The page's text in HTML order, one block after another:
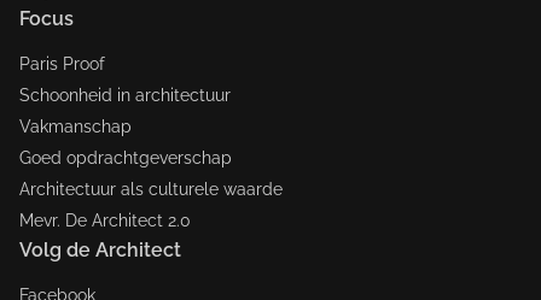
Focus
Paris Proof
Schoonheid in architectuur
Vakmanschap
Goed opdrachtgeverschap
Architectuur als culturele waarde
Mevr. De Architect 2.0
Volg de Architect
Facebook